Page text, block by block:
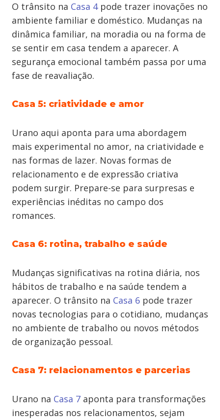
O trânsito na Casa 4pode trazer inovações no
ambiente familiar e doméstico. Mudanças na
dinâmica familiar, na moradia ou na forma de
se sentir em casa tendem a aparecer. A
segurança emocional também passa por uma
fase de reavaliação.
Casa 5: criatividade e amor
Urano aqui aponta para uma abordagem
mais experimental no amor, na criatividade e
nas formas de lazer. Novas formas de
relacionamento e de expressão criativa
podem surgir. Prepare-se para surpresas e
experiências inéditas no campo dos
romances.
Casa 6: rotina, trabalho e saúde
Mudanças significativas na rotina diária, nos
hábitos de trabalho e na saúde tendem a
aparecer. O trânsito na Casa 6 pode trazer
novas tecnologias para o cotidiano, mudanças
no ambiente de trabalho ou novos métodos
de organização pessoal.
Casa 7: relacionamentos e parcerias
Urano na Casa 7 aponta para transformações
inesperadas nos relacionamentos, sejam